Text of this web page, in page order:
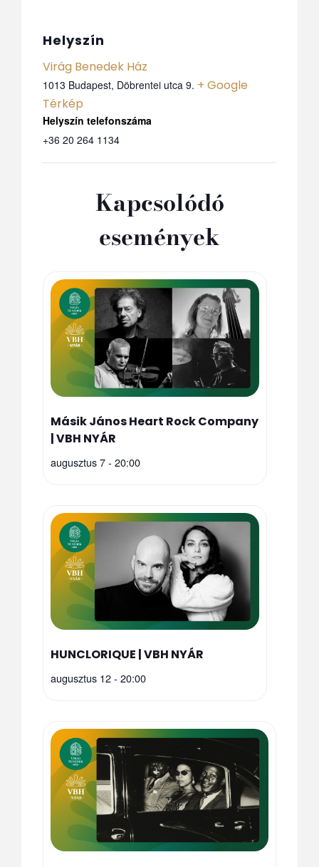
Helyszín
Virág Benedek Ház
1013 Budapest, Döbrentei utca 9. + Google
Térkép
+36 20 264 1134
Kapcsolódó
események
Másik János Heart Rock Company
| VBH NYÁR
augusztus 7 - 20:00
HUNCLORIQUE | VBH NYÁR
augusztus 12 - 20:00